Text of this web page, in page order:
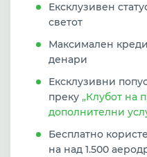
Ексклузивен
светот
Максимален
денари
Ексклузивни
преку „Клубот на
дополнителни
Бесплатно
на над 1.500